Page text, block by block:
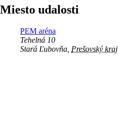
Miesto udalosti
PEM aréna
Tehelná 10
Stará Ľubovňa Prešovský kraj